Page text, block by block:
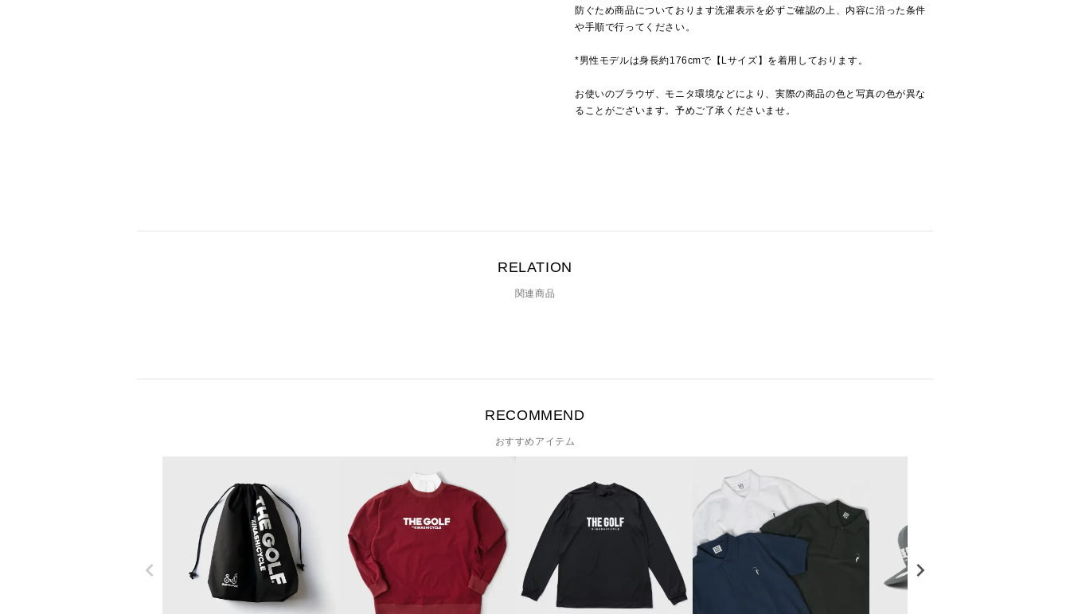
防ぐため商品についております洗濯表示を必ずご確認の上、内容に沿った条件
や手順で行ってください。
*男性モデルは身長約176cmで【Lサイズ】を着用しております。
お使いのブラウザ、モニタ環境などにより、実際の商品の色と写真の色が異な
ることがございます。予めご了承くださいませ。
RELATION
関連商品
RECOMMEND
おすすめアイテム